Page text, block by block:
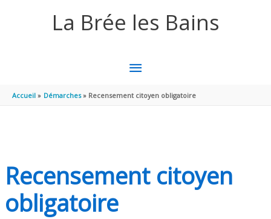
La Brée les Bains
MENU
PRINCIPAL
Accueil Démarches Recensement citoyen obligatoire
Recensement citoyen
obligatoire